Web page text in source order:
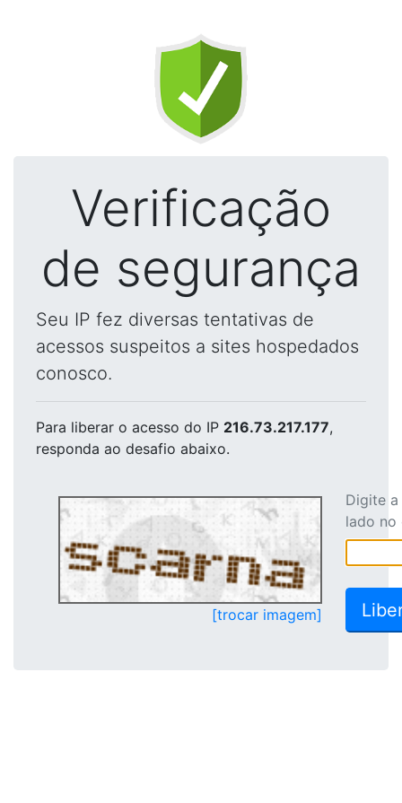
Verificação
de segurança
Seu IP fez diversas tentativas de
acessos suspeitos a sites hospedados
conosco.
Para liberar o acesso do IP 216.73.217.177,
responda ao desafio abaixo.
[trocar imagem]
Digite
lado no